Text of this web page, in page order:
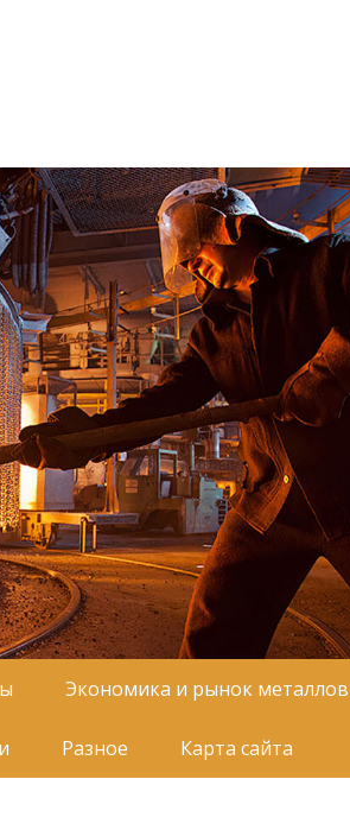
Экономика и рынок металлов
Разное Карта сайта